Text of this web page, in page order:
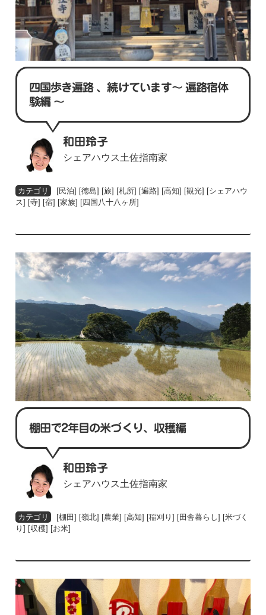
四国歩き遍路 、続けています〜 遍路宿体
験編 〜
和田玲子
シェアハウス土佐指南家
[民泊] [徳島] [旅] [札所] [遍路] [高知] [観光] [シェアハウ
ス] [寺] [宿] [家族] [四国八十八ヶ所]
棚田で2年目の米づくり、収穫編
和田玲子
シェアハウス土佐指南家
[棚田] [嶺北] [農業] [高知] [稲刈り] [田舎暮らし] [米づく
り] [収穫] [お米]